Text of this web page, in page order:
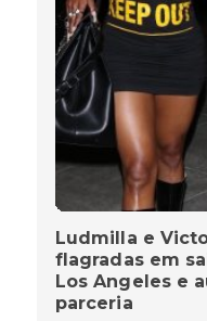
Ludmilla e
flagradas em
Los Angeles e
parceria